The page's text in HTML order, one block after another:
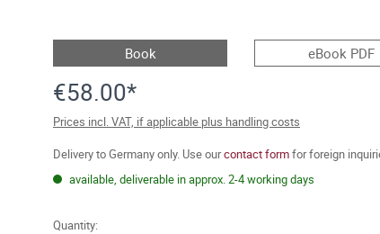
Book eBook PDF
€58.00*
Prices incl. VAT, if applicable plus handling costs
Delivery to Germany only. Use ourcontact formfor foreign
available, deliverable in approx. 2-4 working days
Quantity: